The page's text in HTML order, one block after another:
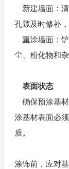
新建墙面：清
孔隙及时修补
重涂墙面：铲
尘、粉化物和
表面状态
确保预涂基材
涂基材表面必
质。
涂饰前，应对